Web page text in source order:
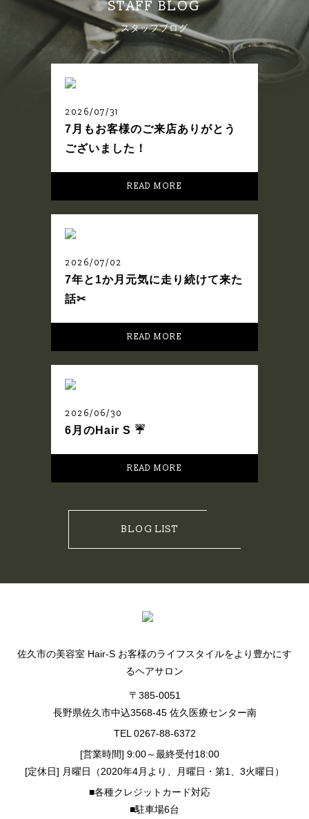
STAFF BLOG
スタッフブログ
2026/07/31
7月もお客様のご来店ありがとう
ございました！
READ MORE
2026/07/02
7年と1か月元気に走り続けて来た
話✂︎
READ MORE
2026/06/30
6月のHair S ☔️
READ MORE
BLOG LIST
佐久市の美容室 Hair-S お客様のライフスタイルをより豊かにす
るヘアサロン
〒385-0051
長野県佐久市中込3568-45 佐久医療センター南
TEL 0267-88-6372
[営業時間] 9:00～最終受付18:00
[定休日] 月曜日（2020年4月より、月曜日・第1、3火曜日）
■各種クレジットカード対応
■駐車場6台